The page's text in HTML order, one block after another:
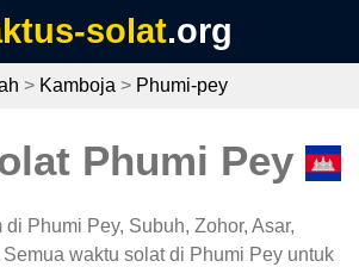
solat.org
> Kamboja > Phumi-pey
Phumi Pey
Phumi Pey, Subuh, Zohor, Asar,
waktu solat di Phumi Pey untuk